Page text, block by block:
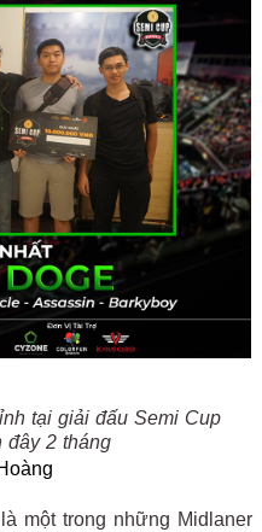
tại giải đấu Semi Cup
đây 2 tháng
một trong những Midlaner